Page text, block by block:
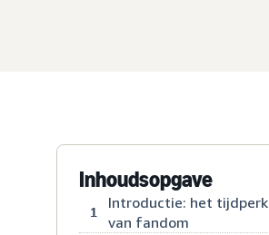
Inhoudsopgave
1
Introductie: het tijdperk
van fandom